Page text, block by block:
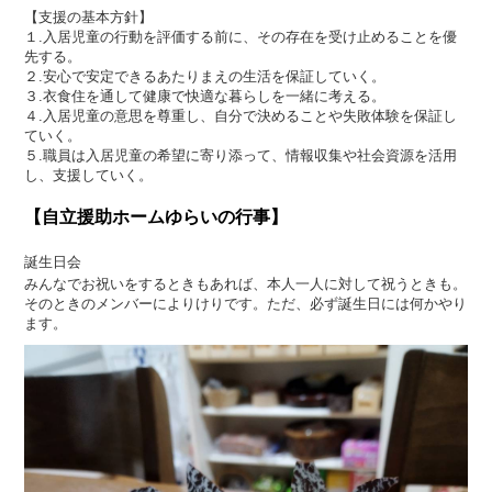
【支援の基本方針】
１.入居児童の行動を評価する前に、その存在を受け止めることを優
先する。
２.安心で安定できるあたりまえの生活を保証していく。
３.衣食住を通して健康で快適な暮らしを一緒に考える。
４.入居児童の意思を尊重し、自分で決めることや失敗体験を保証し
ていく。
５.職員は入居児童の希望に寄り添って、情報収集や社会資源を活用
し、支援していく。
【自立援助ホームゆらいの行事】
誕生日会
みんなでお祝いをするときもあれば、本人一人に対して祝うときも。
そのときのメンバーによりけりです。ただ、必ず誕生日には何かやり
ます。